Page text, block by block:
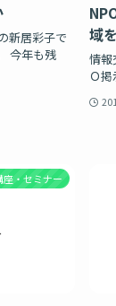
新居彩子で
今年も残
域
情報
Ｏ
座・セミナー